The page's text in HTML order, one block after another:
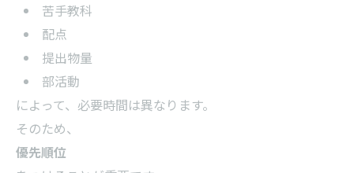
苦手教科
配点
提出物量
部活動
によって、必要時間は異なります。
そのため、
優先順位